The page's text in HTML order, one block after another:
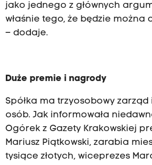
jako jednego z głównych
właśnie tego, że będzie można
– dodaje.
Duże premie i nagrody
Spółka ma trzyosobowy zarząd
osób. Jak informowała
Ogórek z Gazety Krakowskiej
Mariusz Piątkowski, zarabia
tysiące złotych, wiceprezes